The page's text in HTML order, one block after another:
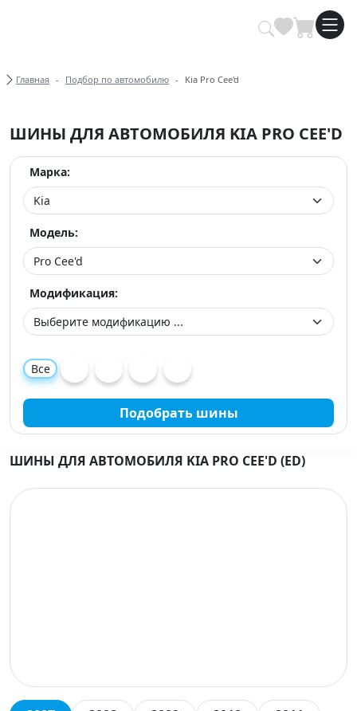
Купить автомобильные шины
Хлебные крошки
Главная Подбор по автомобилю Kia Pro Cee'd
ШИНЫ ДЛЯ АВТОМОБИЛЯ KIA PRO CEE'D
Марка:
Модель:
Модификация:
Все
Подобрать шины
ШИНЫ ДЛЯ АВТОМОБИЛЯ KIA PRO CEE'D (ED)